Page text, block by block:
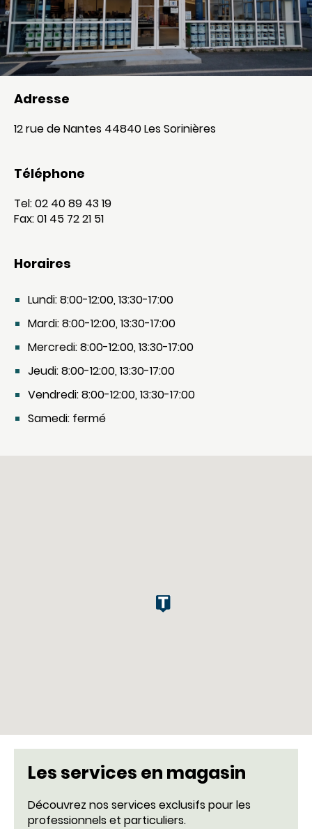
Adresse
12 rue de Nantes 44840 Les Sorinières
Téléphone
Tel: 02 40 89 43 19
Fax: 01 45 72 21 51
Horaires
Lundi: 8:00-12:00, 13:30-17:00
Mardi: 8:00-12:00, 13:30-17:00
Mercredi: 8:00-12:00, 13:30-17:00
Jeudi: 8:00-12:00, 13:30-17:00
Vendredi: 8:00-12:00, 13:30-17:00
Samedi: fermé
Les services en magasin
Découvrez nos services exclusifs pour les
professionnels et particuliers.